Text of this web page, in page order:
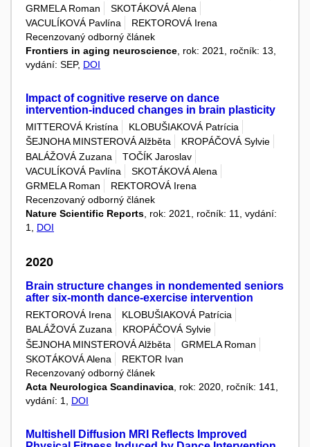
GRMELA Roman
SKOTÁKOVÁ Alena
VACULÍKOVÁ Pavlína
REKTOROVÁ Irena
Recenzovaný odborný článek
Frontiers in aging neuroscience , rok: 2021, ročník: 13,
vydání: SEP, DOI
Impact of cognitive reserve on dance
intervention-induced changes in brain plasticity
MITTEROVÁ Kristína
KLOBUŠIAKOVÁ Patrícia
ŠEJNOHA MINSTEROVÁ Alžběta
KROPÁČOVÁ Sylvie
BALÁŽOVÁ Zuzana
TOČÍK Jaroslav
VACULÍKOVÁ Pavlína
SKOTÁKOVÁ Alena
GRMELA Roman
REKTOROVÁ Irena
Recenzovaný odborný článek
Nature Scientific Reports, rok: 2021, ročník: 11, vydání:
1, DOI
2020
Brain structure changes in nondemented seniors
after six-month dance-exercise intervention
REKTOROVÁ Irena
KLOBUŠIAKOVÁ Patrícia
BALÁŽOVÁ Zuzana
KROPÁČOVÁ Sylvie
ŠEJNOHA MINSTEROVÁ Alžběta
GRMELA Roman
SKOTÁKOVÁ Alena
REKTOR Ivan
Recenzovaný odborný článek
Acta Neurologica Scandinavica , rok: 2020, ročník: 141,
vydání: 1, DOI
Multishell Diffusion MRI Reflects Improved